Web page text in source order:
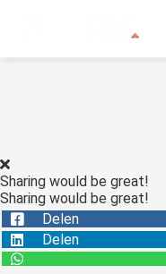
Sharing would be great!
Sharing would be great!
Delen
Delen